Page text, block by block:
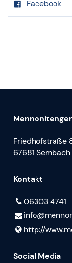
Facebook
Friedhofstraße
67681 Sembach
Kontakt
06303 4741
http://
Social Media